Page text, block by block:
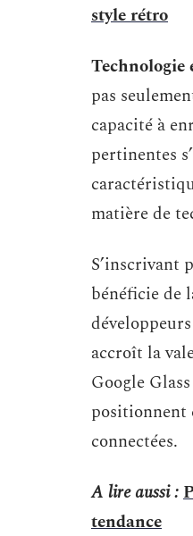
style rétro
Technologie
pas
capacité à
pertinentes
matière de
S’inscrivant
bénéficie de
accroît la
Google
positionnent
connectées.
A lire aussi :
tendance